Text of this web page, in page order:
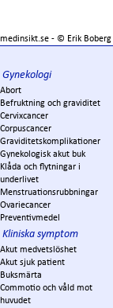
medinsikt.se - © Erik Boberg
Gynekologi
Abort
Befruktning och graviditet
Cervixcancer
Corpuscancer
Graviditetskomplikationer
Gynekologisk akut buk
Klåda och flytningar i
underlivet
Menstruationsrubbningar
Ovariecancer
Preventivmedel
Kliniska symptom
Akut medvetslöshet
Akut sjuk patient
Buksmärta
Commotio och våld mot
huvudet